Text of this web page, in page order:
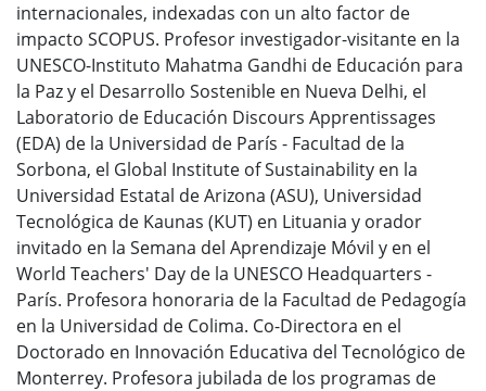
internacionales, indexadas con un alto factor de
impacto SCOPUS. Profesor investigador-visitante en la
UNESCO-Instituto Mahatma Gandhi de Educación para
la Paz y el Desarrollo Sostenible en Nueva Delhi, el
Laboratorio de Educación Discours Apprentissages
(EDA) de la Universidad de París - Facultad de la
Sorbona, el Global Institute of Sustainability en la
Universidad Estatal de Arizona (ASU), Universidad
Tecnológica de Kaunas (KUT) en Lituania y orador
invitado en la Semana del Aprendizaje Móvil y en el
World Teachers' Day de la UNESCO Headquarters -
París. Profesora honoraria de la Facultad de Pedagogía
en la Universidad de Colima. Co-Directora en el
Doctorado en Innovación Educativa del Tecnológico de
Monterrey. Profesora jubilada de los programas de